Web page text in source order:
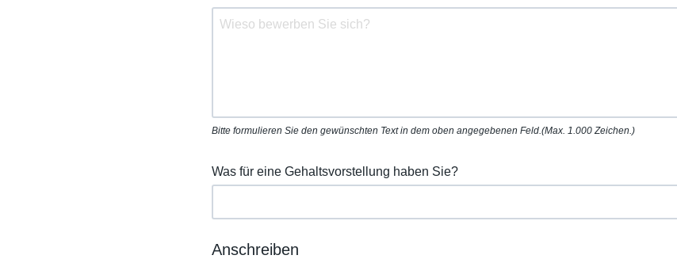
Bitte formulieren Sie den gewünschten Text in dem oben angegebenen Feld.(Max. 1.000 Zeichen.)
Was für eine Gehaltsvorstellung haben Sie?
Anschreiben